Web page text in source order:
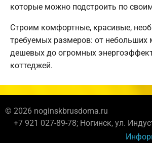
которые можно подстроить по
Строим комфортные, красивые,
требуемых размеров: от небольших
дешевых до огромных
коттеджей.
© 2026 noginskbrusdoma.ru
+7 921 027-89-78; Ногинск, ул.